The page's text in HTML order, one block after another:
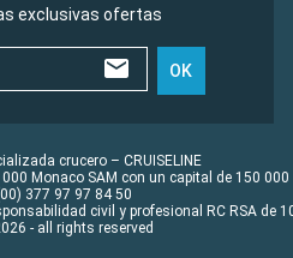
exclusivas ofertas
OK
crucero – CRUISELINE
Monaco SAM con un capital de 150 000
377 97 97 84 50
civil y profesional RC RSA de
- all rights reserved